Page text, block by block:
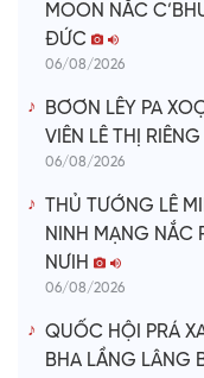
MOON NẮC
ĐỨC
06/08/2026
BƠƠN LÊY PA
VIÊN LÊ THỊ RIÊNG
06/08/2026
THỦ TƯỚNG LÊ
NINH MẠNG NẮC
NƯIH
06/08/2026
QUỐC HỘI PRÁ
BHA LẦNG LÂNG